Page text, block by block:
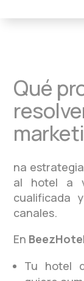
Qué
na
al hotel a
cualificada
canales.
En
Tu hotel